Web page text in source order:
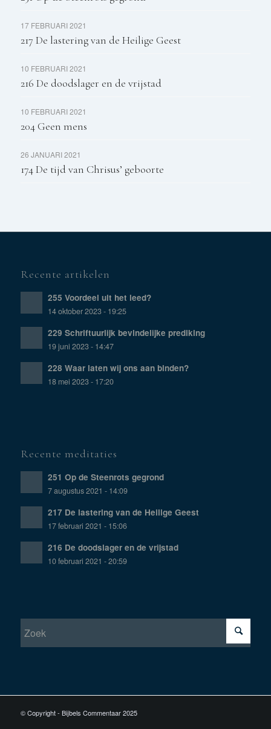
17 FEBRUARI 2021
217 De lastering van de Heilige Geest
10 FEBRUARI 2021
216 De doodslager en de vrijstad
10 FEBRUARI 2021
204 Geen mens
26 JANUARI 2021
174 De tijd van Chrisus’ geboorte
Recente artikelen
255 Voordeel uit het leed?
14 oktober 2023 - 19:25
229 Schriftuurlijk bevindelijke prediking
19 juni 2023 - 14:47
228 Waar laten wij ons aan binden?
18 mei 2023 - 17:20
Recente meditaties
251 Op de Steenrots gegrond
7 augustus 2021 - 14:09
217 De lastering van de Heilige Geest
17 februari 2021 - 15:06
216 De doodslager en de vrijstad
10 februari 2021 - 20:59
© Copyright - Bijbels Commentaar 2025